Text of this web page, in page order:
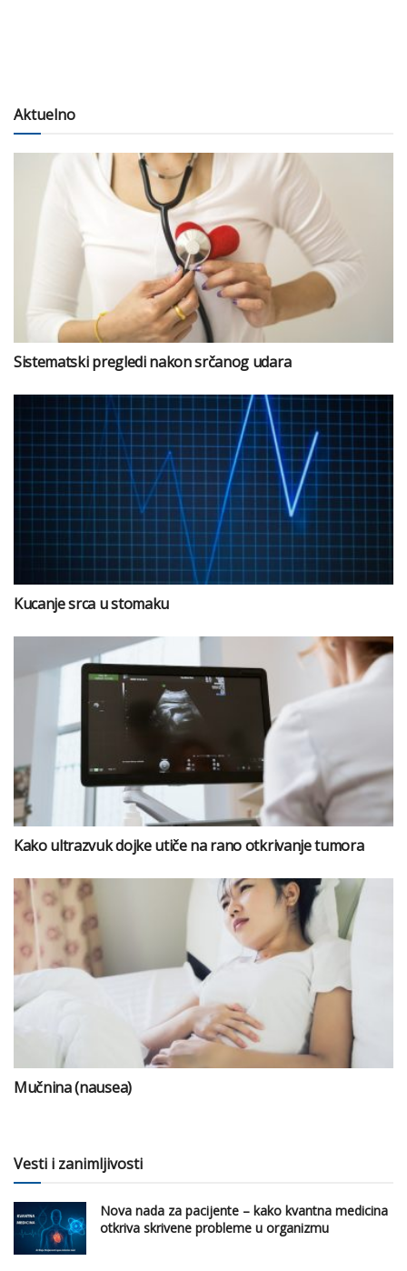
Aktuelno
Sistematski pregledi nakon srčanog udara
Kucanje srca u stomaku
Kako ultrazvuk dojke utiče na rano otkrivanje tumora
Mučnina (nausea)
Vesti i zanimljivosti
Nova nada za pacijente – kako kvantna medicina
otkriva skrivene probleme u organizmu